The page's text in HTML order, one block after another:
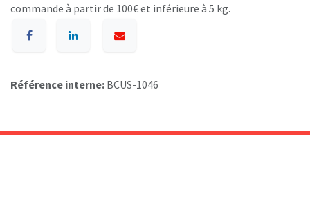
commande à partir de 100€ et inférieure à 5 kg.
Référence interne: BCUS-1046